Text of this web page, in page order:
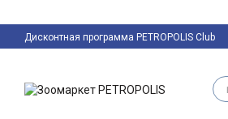
Дисконтная программа PETROPOLIS Club